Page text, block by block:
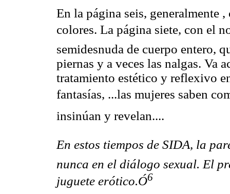
En la página seis, generalmente
colores. La página siete, con el
semidesnuda de cuerpo
piernas y a veces las nalgas. Va
tratamiento estético y reflexivo
fantasías, ...las mujeres saben
insinúan y revelan....
En estos tiempos de SIDA, la
nunca en el diálogo sexual. El
juguete erótico.Ó6